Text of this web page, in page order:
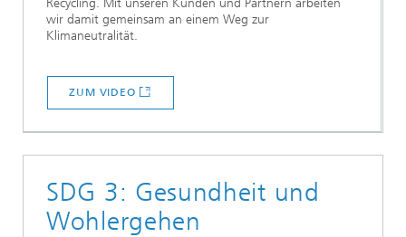
wir damit gemeinsam an einem Weg zur
Klimaneutralität.
ZUM VIDEO
SDG 3: Gesundheit und
Wohlergehen